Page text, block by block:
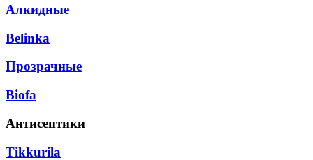
Алкидные
Belinka
Прозрачные
Biofa
Антисептики
Tikkurila